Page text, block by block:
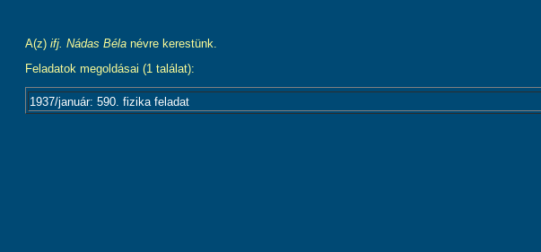
A(z) ifj. Nádas Béla névre kerestünk.
Feladatok megoldásai (1 találat):
1937/január: 590. fizika feladat